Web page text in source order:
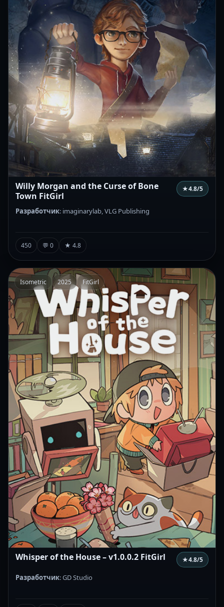
Willy Morgan and the Curse of Bone
Town FitGirl
★4.8/5
Разработчик: imaginarylab, VLG Publishing
450 💬 0 ★ 4.8
Isometric 2025 FitGirl
Whisper of the House – v1.0.0.2 FitGirl ★4.8/5
Разработчик: GD Studio